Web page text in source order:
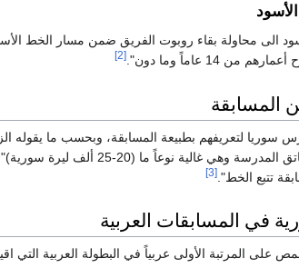
الى محاولة بقاء روبوت الفريق ضمن مسار الخط
14 عاماً وما دون".
[2]
المسابقة
[3]
في المسابقات العربية
المرتبة الأولى عربياً في البطولة العربية التي